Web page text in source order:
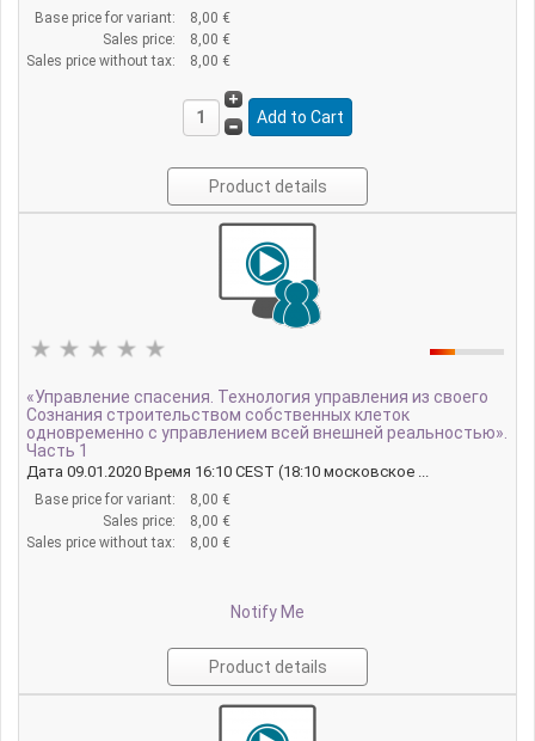
Base price for variant:
8,00 €
Sales price:
8,00 €
Sales price without tax:
8,00 €
Product details
«Управление спасения. Технология управления из своего
Сознания строительством собственных клеток
одновременно с управлением всей внешней реальностью».
Часть 1
Дата 09.01.2020 Время 16:10 CEST (18:10 московское ...
Base price for variant:
8,00 €
Sales price:
8,00 €
Sales price without tax:
8,00 €
Notify Me
Product details